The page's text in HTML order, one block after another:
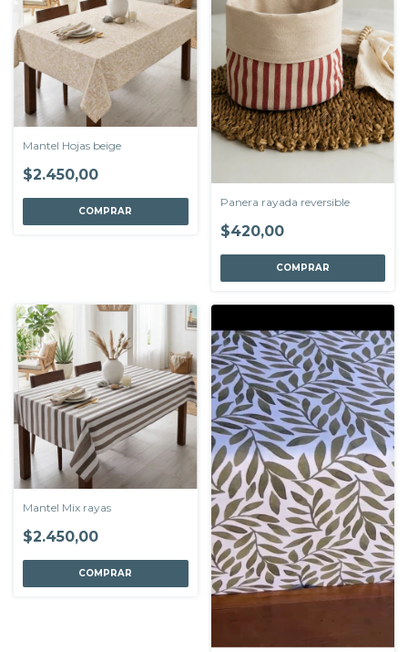
Mantel Hojas beige
$2.450,00
COMPRAR
Panera rayada reversible
$420,00
COMPRAR
Mantel Mix rayas
$2.450,00
COMPRAR